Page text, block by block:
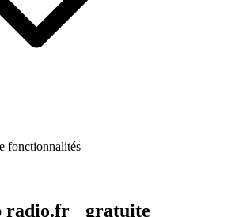
fonctionnalités
radio.fr gratuite